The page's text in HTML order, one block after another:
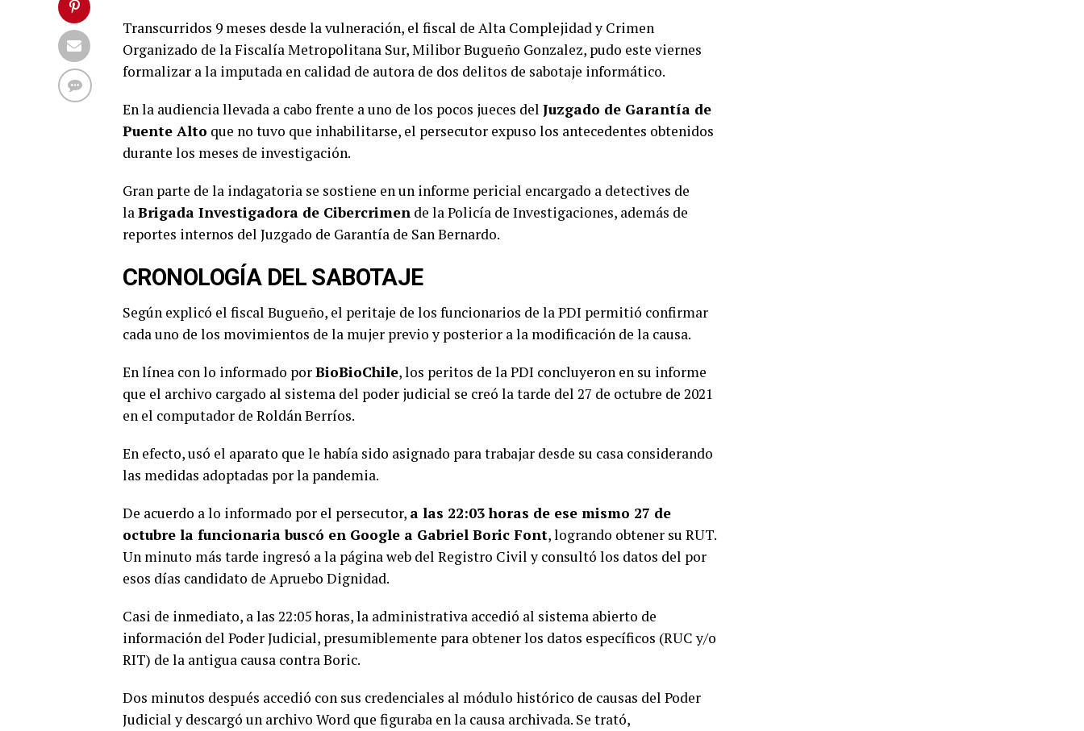
Transcurridos 9 meses desde la vulneración, el fiscal de Alta Complejidad y Crimen
Organizado de la Fiscalía Metropolitana Sur, Milibor Bugueño Gonzalez, pudo este viernes
formalizar a la imputada en calidad de autora de dos delitos de sabotaje informático.
En la audiencia llevada a cabo frente a uno de los pocos jueces del Juzgado de Garantía de
Puente Alto que no tuvo que inhabilitarse, el persecutor expuso los antecedentes obtenidos
durante los meses de investigación.
Gran parte de la indagatoria se sostiene en un informe pericial encargado a detectives de
laBrigada Investigadora de Cibercrimen de la Policía de Investigaciones, además de
reportes internos del Juzgado de Garantía de San Bernardo.
CRONOLOGÍA DEL SABOTAJE
Según explicó el fiscal Bugueño, el peritaje de los funcionarios de la PDI permitió confirmar
cada uno de los movimientos de la mujer previo y posterior a la modificación de la causa.
En línea con lo informado porBioBioChile, los peritos de la PDI concluyeron en su informe
que el archivo cargado al sistema del poder judicial se creó la tarde del 27 de octubre de 2021
en el computador de Roldán Berríos.
En efecto, usó el aparato que le había sido asignado para trabajar desde su casa considerando
las medidas adoptadas por la pandemia.
De acuerdo a lo informado por el persecutor, a las 22:03 horas de ese mismo 27 de
octubre la funcionaria buscó en Google a Gabriel Boric Font, logrando obtener su RUT.
Un minuto más tarde ingresó a la página web del Registro Civil y consultó los datos del por
esos días candidato de Apruebo Dignidad.
Casi de inmediato, a las 22:05 horas, la administrativa accedió al sistema abierto de
información del Poder Judicial, presumiblemente para obtener los datos específicos (RUC y/o
RIT) de la antigua causa contra Boric.
Dos minutos después accedió con sus credenciales al módulo histórico de causas del Poder
Judicial y descargó un archivo Word que figuraba en la causa archivada. Se trató,